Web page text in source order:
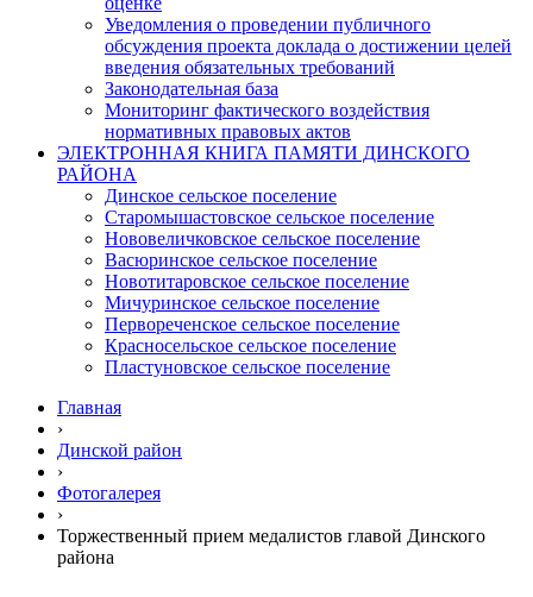
Уведомления о проведении публичного
обсуждения проекта доклада о достижении целей
введения обязательных требований
Законодательная база
Мониторинг фактического воздействия
нормативных правовых актов
ЭЛЕКТРОННАЯ КНИГА ПАМЯТИ ДИНСКОГО
РАЙОНА
Динское сельское поселение
Старомышастовское сельское поселение
Нововеличковское сельское поселение
Васюринское сельское поселение
Новотитаровское сельское поселение
Мичуринское сельское поселение
Первореченское сельское поселение
Красносельское сельское поселение
Пластуновское сельское поселение
Главная
›
Динской район
›
Фотогалерея
›
Торжественный прием медалистов главой Динского
района